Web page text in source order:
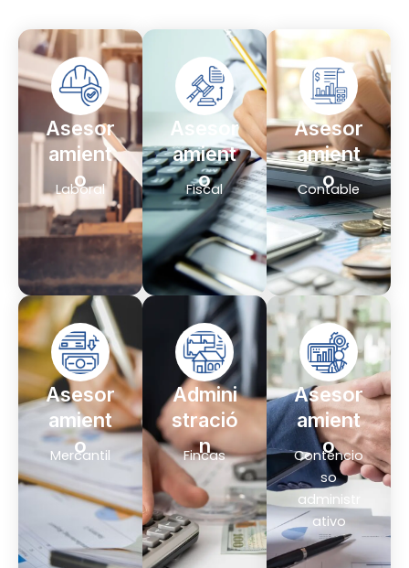
Asesor
amient
o
Laboral
Asesor
amient
o
Fiscal
Asesor
amient
o
Contable
Asesor
amient
o
Mercantil
Admini
stració
n
Fincas
Asesor
amient
o
Contencio
so
administr
ativo